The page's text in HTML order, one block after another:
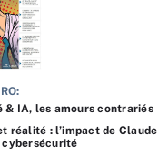
& IA, les amours contrariés
réalité : l’impact de Claude
cybersécurité